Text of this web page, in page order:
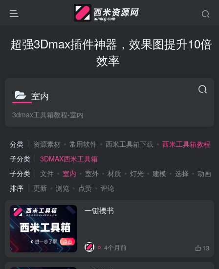
超强3Dmax插件神器，效果图提升10倍
效率
室内
3dmax工具箱教程-室内
分类 资源素材 常用软件 西米工具箱下载
西米工具箱教程
子分类
3DMAX西米工具箱
子分类
文件 室内 室外 材质 灯光 建模 选择
动画
排序
更新 浏览 点赞 评论
一键摆书
4个月前 13